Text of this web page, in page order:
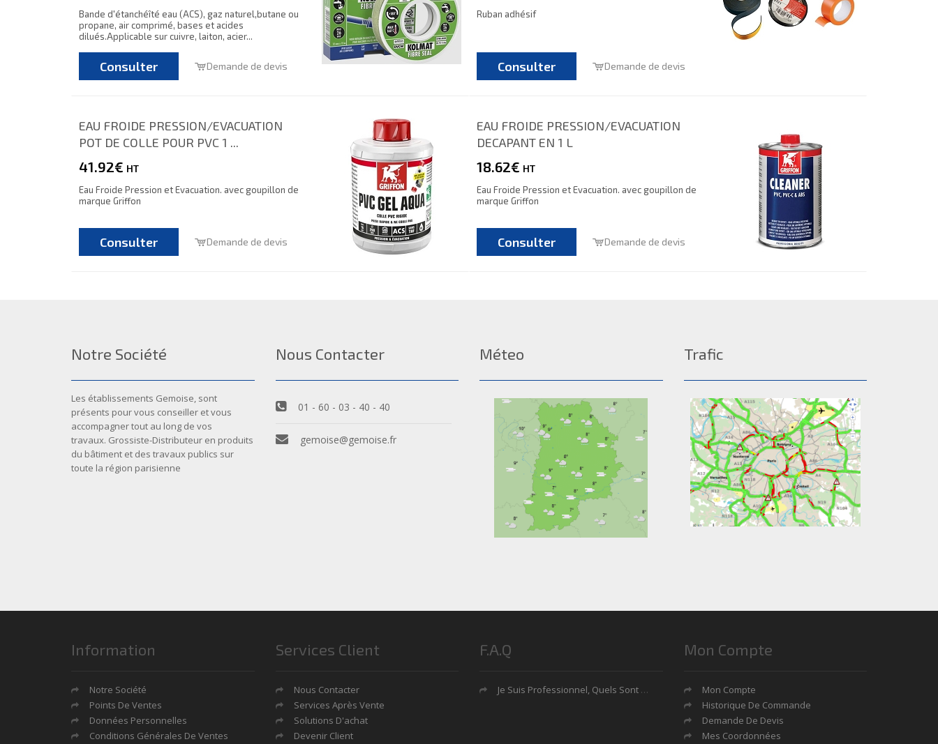
Bande d'étanchéîté eau (ACS), gaz naturel,butane ou
propane, air comprimé, bases et acides
dilués.Applicable sur cuivre, laiton, acier...
Consulter Demande de devis
Ruban adhésif
Consulter Demande de devis
EAU FROIDE PRESSION/EVACUATION
POT DE COLLE POUR PVC 1 ...
41.92€ HT
Eau Froide Pression et Evacuation. avec goupillon de
marque Griffon
Consulter Demande de devis
EAU FROIDE PRESSION/EVACUATION
DECAPANT EN 1 L
18.62€ HT
Eau Froide Pression et Evacuation. avec goupillon de
marque Griffon
Consulter Demande de devis
Notre Société
Les établissements Gemoise, sont
présents pour vous conseiller et vous
accompagner tout au long de vos
travaux. Grossiste-Distributeur en produits
du bâtiment et des travaux publics sur
toute la région parisienne
Nous Contacter
01 - 60 - 03 - 40 - 40
gemoise@gemoise.fr
Méteo Trafic
Information
Notre Société
Points De Ventes
Données Personnelles
Conditions Générales De Ventes
Services Client
Nous Contacter
Services Après Vente
Solutions D'achat
Devenir Client
F.A.Q
Je Suis Professionnel, Quels Sont Mes Avantages?
Mon Compte
Mon Compte
Historique De Commande
Demande De Devis
Mes Coordonnées